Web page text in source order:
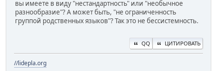
вы имеете в виду "нестандартность" или "необычное
разнообразие"? А может быть, "не ограниченность
группой родственных языков"? Так это не бессистемность.
QQ ЦИТИРОВАТЬ
//lidepla.org